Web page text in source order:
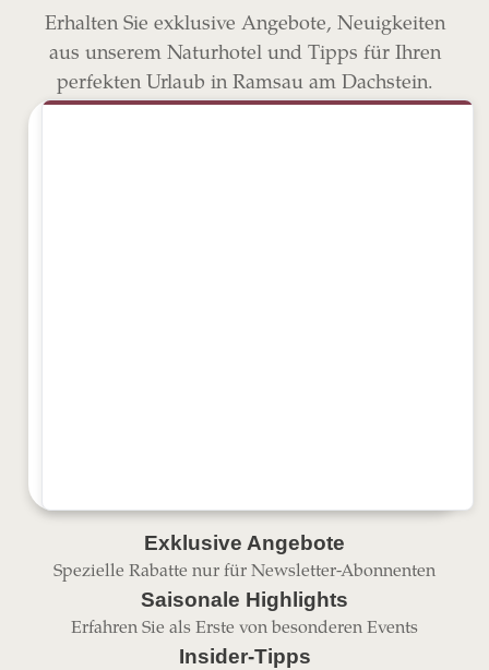
Erhalten Sie exklusive Angebote, Neuigkeiten
aus unserem Naturhotel und Tipps für Ihren
perfekten Urlaub in Ramsau am Dachstein.
Exklusive Angebote
Spezielle Rabatte nur für Newsletter-Abonnenten
Saisonale Highlights
Erfahren Sie als Erste von besonderen Events
Insider-Tipps